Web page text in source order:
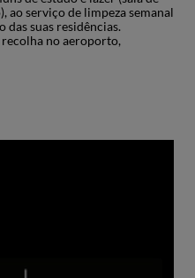
ao serviço de limpeza semanal
das suas residências.
no aeroporto,